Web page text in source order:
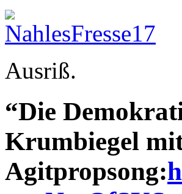
Ausriß.
“Die
Krumbiegel
Agitpropsong: